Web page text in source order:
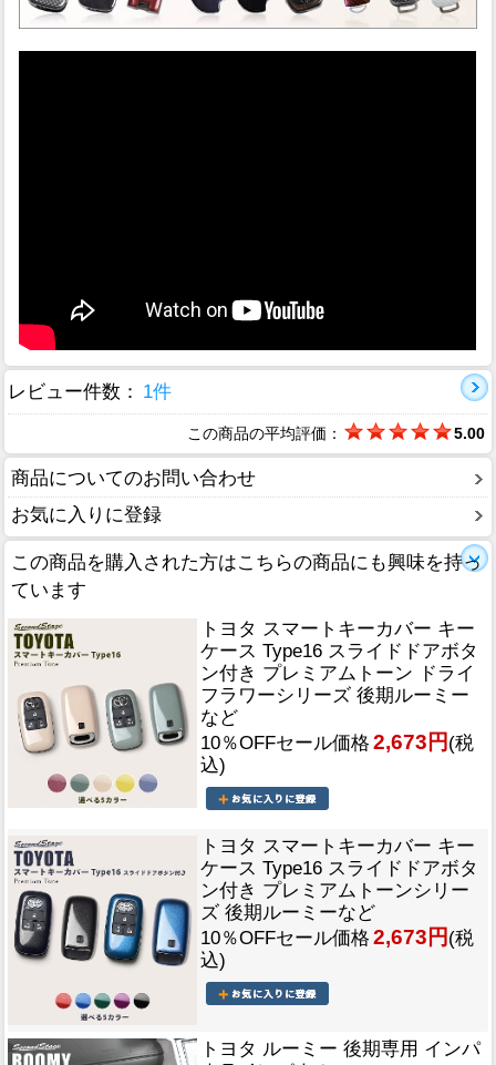
レビュー件数： 1件
この商品の平均評価： 5.00
商品についてのお問い合わせ
お気に入りに登録
この商品を購入された方はこちらの商品にも興味を持っ
ています
トヨタ スマートキーカバー キー
ケース Type16 スライドドアボタ
ン付き プレミアムトーン ドライ
フラワーシリーズ 後期ルーミー
など
10％OFFセール価格 2,673円 (税
込)
トヨタ スマートキーカバー キー
ケース Type16 スライドドアボタ
ン付き プレミアムトーンシリー
ズ 後期ルーミーなど
10％OFFセール価格 2,673円 (税
込)
トヨタ ルーミー 後期専用 インパ